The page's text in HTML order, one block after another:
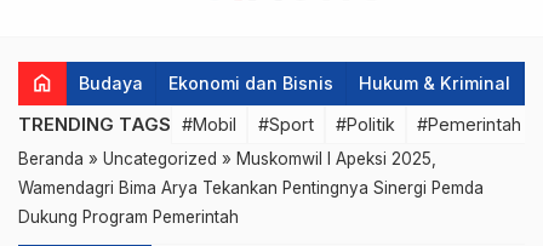
home Budaya Ekonomi dan Bisnis Hukum & Kriminal
TRENDING TAGS #Mobil #Sport #Politik #Pemerintah
Beranda » Uncategorized » Muskomwil I Apeksi 2025,
Wamendagri Bima Arya Tekankan Pentingnya Sinergi Pemda
Dukung Program Pemerintah